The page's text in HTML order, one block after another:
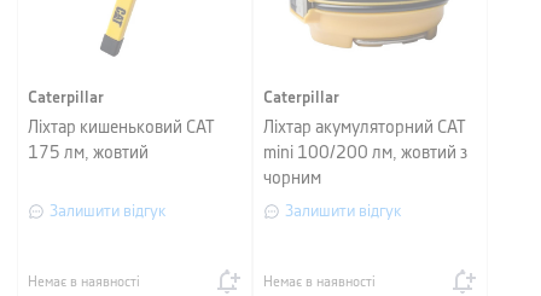
Caterpillar
Ліхтар кишеньковий CAT
175 лм, жовтий
Залишити відгук
Немає в наявності
Caterpillar
Ліхтар акумуляторний CAT
mini 100/200 лм, жовтий з
чорним
Залишити відгук
Немає в наявності